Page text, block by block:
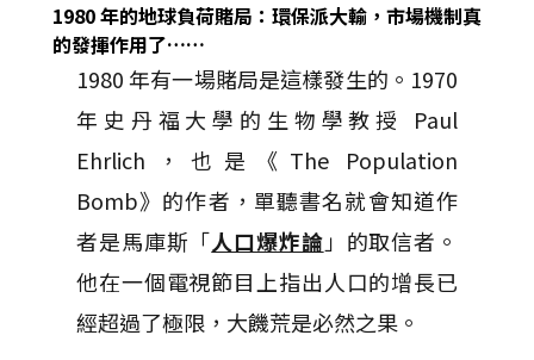
1980 年的地球負荷賭局：環保派大輸，市場機制真
的發揮作用了……
1980 年有一場賭局是這樣發生的。1970
年史丹福大學的生物學教授 Paul
Ehrlich，也是《The Population
Bomb》的作者，單聽書名就會知道作
者是馬庫斯「人口爆炸論 」的取信者。
他在一個電視節目上指出人口的增長已
經超過了極限，大饑荒是必然之果。